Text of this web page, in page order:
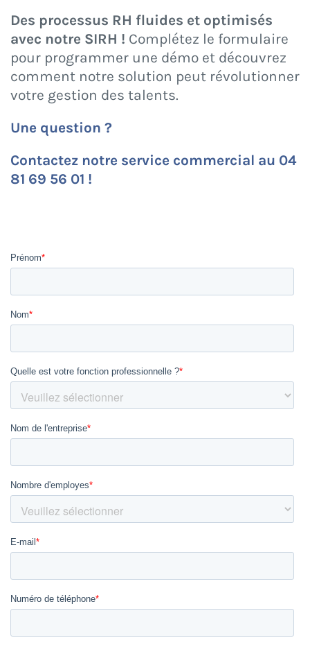
Des processus RH fluides et optimisés
avec notre SIRH ! Complétez le formulaire
pour programmer une démo et découvrez
comment notre solution peut révolutionner
votre gestion des talents.
Une question ?
Contactez notre service commercial au 04
81 69 56 01 !